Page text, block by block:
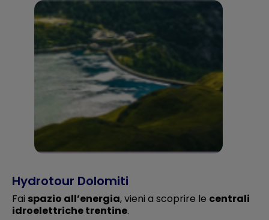
Hydrotour Dolomiti
Fai spazio all’energia, vieni a scoprire le centrali
idroelettriche trentine.